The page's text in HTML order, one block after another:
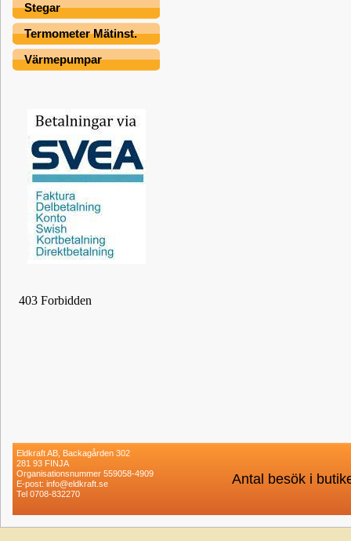
Stegar
Termometer Mätinst.
Värmepumpar
Eldkraft AB, Backagården 302
281 93 FINJA
Organisationsnummer 559058-4909
E-post: info@eldkraft.se
Tel 0708-832270
Antal besök i